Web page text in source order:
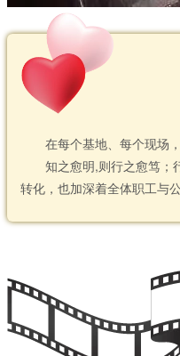
在每个基地、每个现场
知之愈明,则行之愈笃；
转化，也加深着全体职工与